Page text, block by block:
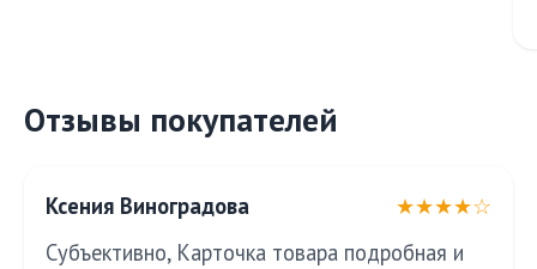
Отзывы покупателей
Ксения Виноградова
★★★★☆
Субъективно, Карточка товара подробная и